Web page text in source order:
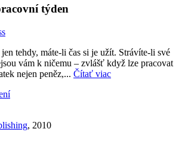
týden
tehdy, máte-li čas si je užít. Strávíte-li své
vám k ničemu – zvlášť když lze pracovat
nejen peněz,... Čítať viac
, 2010